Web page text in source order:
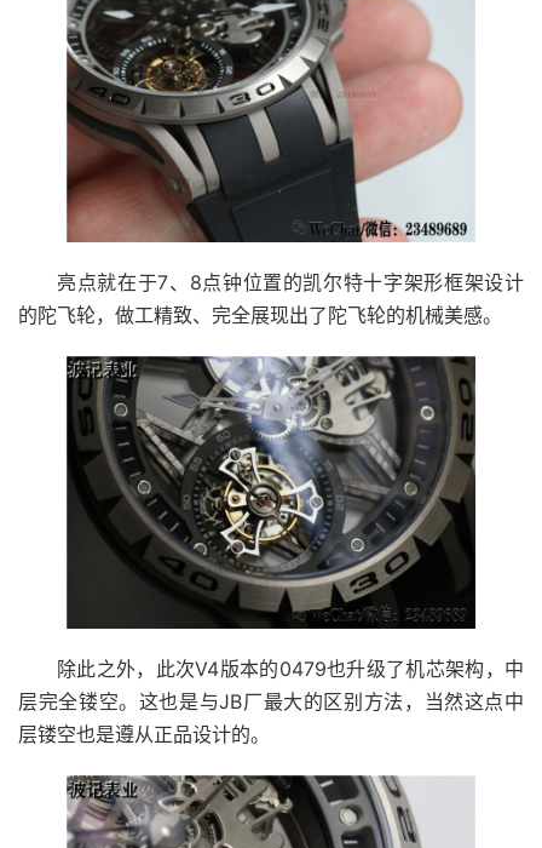
亮点就在于7、8点钟位置的凯尔特十字架形框架设计
的陀飞轮，做工精致、完全展现出了陀飞轮的机械美感。
除此之外，此次V4版本的0479也升级了机芯架构，中
层完全镂空。这也是与JB厂最大的区别方法，当然这点中
层镂空也是遵从正品设计的。